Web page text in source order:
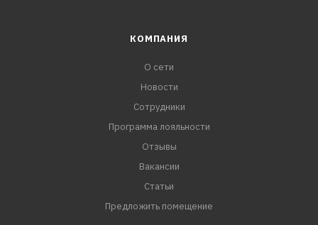
КОМПАНИЯ
О сети
Новости
Сотрудники
Программа лояльности
Отзывы
Вакансии
Статьи
Предложить помещение